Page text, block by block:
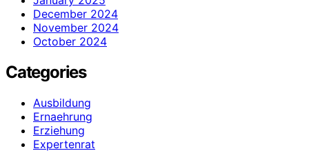
December 2024
November 2024
October 2024
Categories
Ausbildung
Ernaehrung
Erziehung
Expertenrat